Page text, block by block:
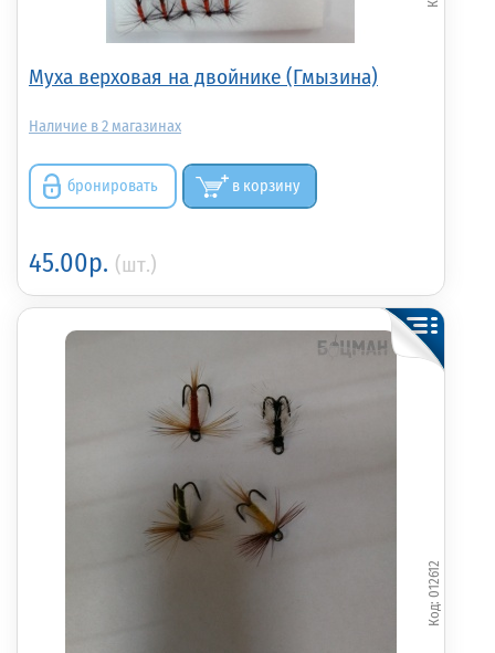
Муха верховая на двойнике (Гмызина)
2
бронировать в корзину
45.00р. (шт.)
012612